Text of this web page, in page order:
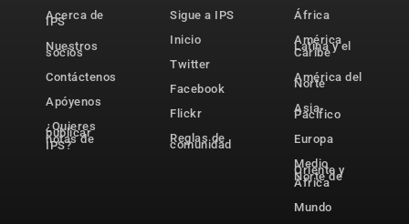
Acerca de
IPS
Nuestros
socios
Contáctenos
Apóyenos
¿Quieres
publicar
notas de
IPS?
Sigue a IPS
Inicio
Twitter
Facebook
Flickr
Reglas de
comunidad
África
América
Latina y el
Caribe
América del
Norte
Asia-
Pacífico
Europa
Medio
Oriente y
Norte de
África
Mundo